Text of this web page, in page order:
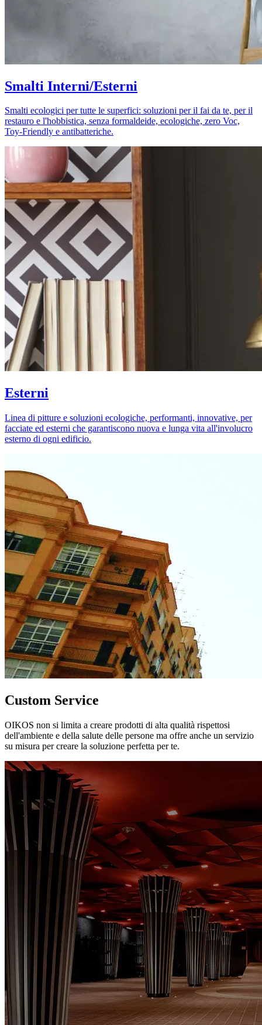
Smalti Interni/Esterni
Smalti ecologici per tutte le superfici: soluzioni per il fai da te, per il
restauro e l'hobbistica, senza formaldeide, ecologiche, zero Voc,
Toy-Friendly e antibatteriche.
Esterni
Linea di pitture e soluzioni ecologiche, performanti, innovative, per
facciate ed esterni che garantiscono nuova e lunga vita all'involucro
esterno di ogni edificio.
Custom Service
OIKOS non si limita a creare prodotti di alta qualità rispettosi
dell'ambiente e della salute delle persone ma offre anche un servizio
su misura per creare la soluzione perfetta per te.